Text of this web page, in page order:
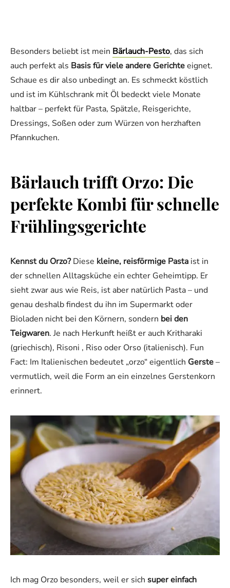
Besonders beliebt ist mein Bärlauch-Pesto, das sich
auch perfekt als Basis für viele andere Gerichteeignet.
Schaue es dir also unbedingt an. Es schmeckt köstlich
und ist im Kühlschrank mit Öl bedeckt viele Monate
haltbar – perfekt für Pasta, Spätzle, Reisgerichte,
Dressings, Soßen oder zum Würzen von herzhaften
Pfannkuchen.
Bärlauch trifft Orzo: Die
perfekte Kombi für schnelle
Frühlingsgerichte
Kennst du Orzo?Diese kleine, reisförmige Pasta ist in
der schnellen Alltagsküche ein echter Geheimtipp. Er
sieht zwar aus wie Reis, ist aber natürlich Pasta – und
genau deshalb findest du ihn im Supermarkt oder
Bioladen nicht bei den Körnern, sondern bei den
Teigwaren. Je nach Herkunft heißt er auch Kritharaki
(griechisch), Risoni , Riso oder Orso (italienisch). Fun
Fact: Im Italienischen bedeutet „orzo“ eigentlich Gerste–
vermutlich, weil die Form an ein einzelnes Gerstenkorn
erinnert.
Ich mag Orzo besonders, weil er sich super einfach